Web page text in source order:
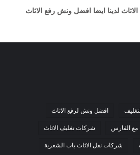
لدينا ايضا افضل ونش رفع الاثاث
افضل ونش لرفع الاثاث
مع الفارس شركات تغليف الاثاث
شركات نقل الاثاث باب الشعرية